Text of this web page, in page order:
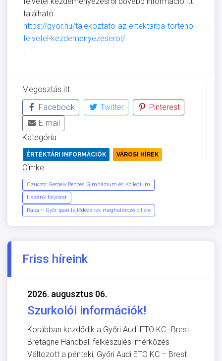
található
https://gyor.hu/tajekoztato-az-ertektarba-torteno-
felvetel-kezdemenyezeserol/
Megosztás itt:
Facebook
Twitter
Pinterest
E-mail
Kategória
ÉRTÉKTÁRI INFORMÁCIÓK VÁROSI HÍREK
Címke
Czuczor Gergely Bencés Gimnázium és Kollégium
Hazánk folyóirat
Rába – Győr ipari fejlődésének meghatározó pillére
Friss híreink
2026. augusztus 06.
Szurkolói információk!
Korábban kezdődik a Győri Audi ETO KC–Brest
Bretagne Handball felkészülési mérkőzés
Változott a pénteki, Győri Audi ETO KC – Brest